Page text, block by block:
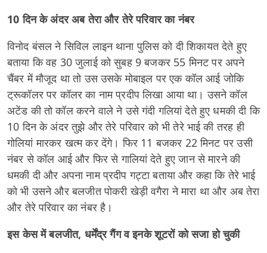
10 दिन के अंदर अब तेरा और तेरे परिवार का नंबर
विनोद बंसल ने सिविल लाइन थाना पुलिस को दी शिकायत देते हुए
बताया कि वह 30 जुलाई को सुबह 9 बजकर 55 मिनट पर अपने
चैंबर में मौजूद था तो उस उसके मोबाइल पर एक कॉल आई जोकि
ट्रूकॉलर पर कॉलर का नाम प्रदीप लिखा आया था। उसने कॉल
अटेंड की तो कॉल करने वाले ने उसे गंदी गलियां देते हुए धमकी दी कि
10 दिन के अंदर तुझे और तेरे परिवार को भी तेरे भाई की तरह ही
गोलियां मारकर खत्म कर देंगे। फिर 11 बजकर 22 मिनट पर उसी
नंबर से कॉल आई और फिर से गालियां देते हुए जान से मारने की
धमकी दी और अपना नाम प्रदीप गट्टा बताया और कहा कि तेरे भाई
को भी उसने और बलजीत पोकरी खेड़ी वगैरा ने मारा था और अब तेरा
और तेरे परिवार का नंबर है।
इस केस में बलजीत, धर्मेंद्र गैंग व इनके शूटरों को सजा हो चुकी